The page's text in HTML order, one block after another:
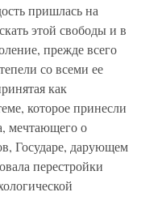
пришлась на
этой свободы и в
прежде всего
со всеми ее
как
которое принесли
мечтающего о
Государе, дарующем
перестройки